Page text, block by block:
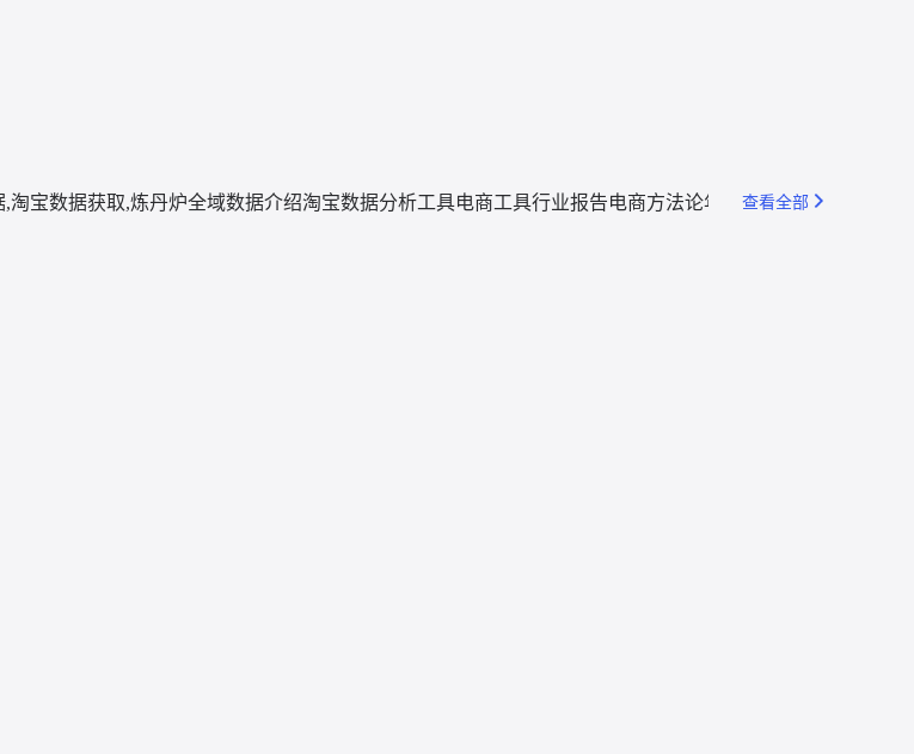
淘宝数据获取,炼丹炉全域数据介绍淘宝数据分析工具电商工具行业报告电商方法论年度回顾
查看全部